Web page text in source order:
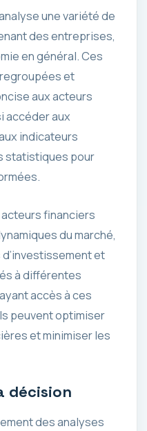
une variété de
des entreprises,
en général. Ces
et
aux acteurs
accéder aux
indicateurs
statistiques pour
acteurs financiers
du marché,
et
à différentes
accès à ces
peuvent optimiser
et minimiser les
décision
des analyses